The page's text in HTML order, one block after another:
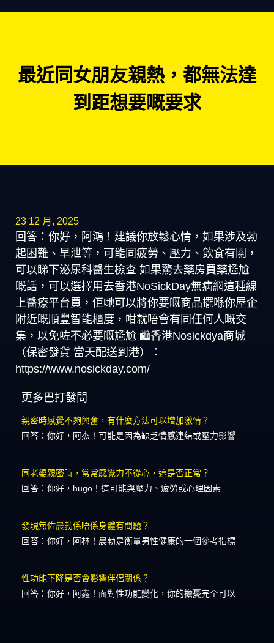
最近同女朋友親熱，都無法達
到距想要嘅要求
23 12 月, 2025
回答：你好，阿鴻！建議你放鬆心情，如果涉及勃
起困難、早泄等，可能同疲勞、壓力、飲食有關，
可以睇下泌尿科醫生檢查 如果驚去藥房買藥尷尬
嘅話，可以選擇用去香港NoSickDay無病網這種線
上醫療平台買，佢哋可以將你要嘅商品擺喺你屋企
附近嘅順豐智能櫃度，咁就唔會有同任何人嘅交
集，以免咗不必要嘅尷尬 🛍️香港Nosickdya商城
（保密發貨 當天配送到港）：
https://www.nosickday.com/
更多巴打發問
親密時感覺不夠興奮，有什麼方法可以增加激情？
回答：你好，阿杰！可能是因為缺乏情感連結或壓力影響
同老婆親密時，常常感覺力不從心，這是否正常？
回答：你好，hugo！這可能與壓力、疲勞或心理因素
發現無佐晨勃係唔係身體有問題？
回答：你好，阿林！晨勃是衡量男性健康的一個參考指標
性功能下降是否會影響伴侶關係？
回答：你好，阿鑫！面對性功能變化，你的擔憂完全可以